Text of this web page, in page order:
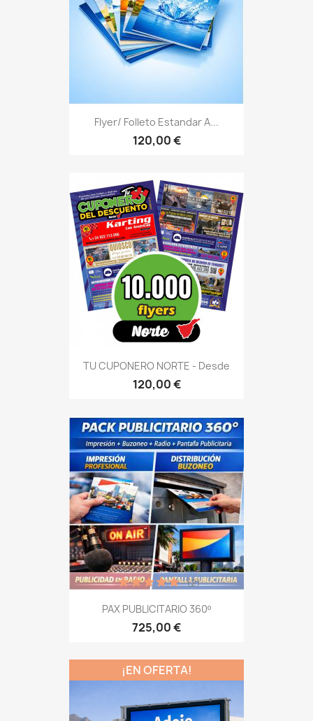
Flyer/ Folleto Estandar A...
120,00 €
TU CUPONERO NORTE - Desde
120,00 €
PAX PUBLICITARIO 360º
725,00 €
(2)
¡EN OFERTA!